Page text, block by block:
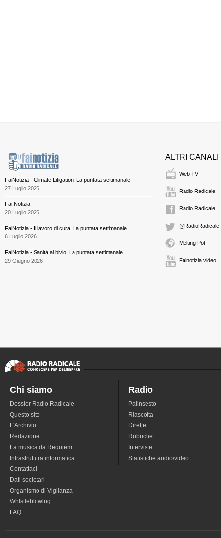
FaiNotizia - Climate Litigation. La puntata settimanale
27 Luglio 2026
Fai Notizia
20 Luglio 2026
FaiNotizia - Il lavoro di cura. La puntata settimanale
6 Luglio 2026
FaiNotizia - Sanità al bivio. La puntata settimanale
29 Giugno 2026
ALTRI CANALI
Web TV
Radio Radicale
Radio Radicale
@RadioRadicale
Melting Pot
Fainotizia video
Chi siamo
Dossier Radio Radicale
Questo sito
L'Archivio
Redazione
La musica da Requiem
Infrastruttura informatica
Contattaci
Dati societari
Organismo di Vigilanza
Whistleblowing
FAQ
Radio
Palinsesto
Riascolta
Dirette
Rubriche
Interviste
Statistiche audio/video